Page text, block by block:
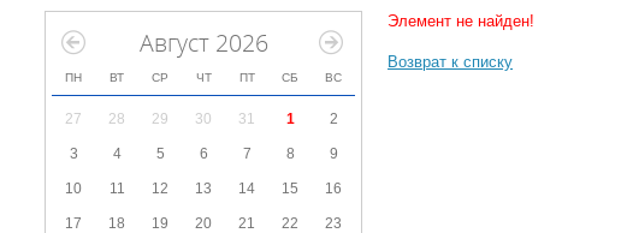
Август 2026
ПН ВТ СР ЧТ ПТ СБ ВС
27 28 29 30 31 1 2
3 4 5 6 7 8 9
10 11 12 13 14 15 16
17 18 19 20 21 22 23
Элемент не найден!
Возврат к списку